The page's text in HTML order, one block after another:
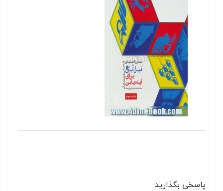
پاسخی بگذارید